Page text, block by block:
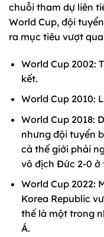
chuỗi tham dự liên
World Cup, đội
ra mục tiêu vượt
World Cup 2002:
kết.
World Cup 2010:
World Cup 2018:
nhưng đội tuyển
cả thế giới phải
vô địch Đức 2-0 ở
World Cup 2022:
Korea Republic
thế là một trong
Á.